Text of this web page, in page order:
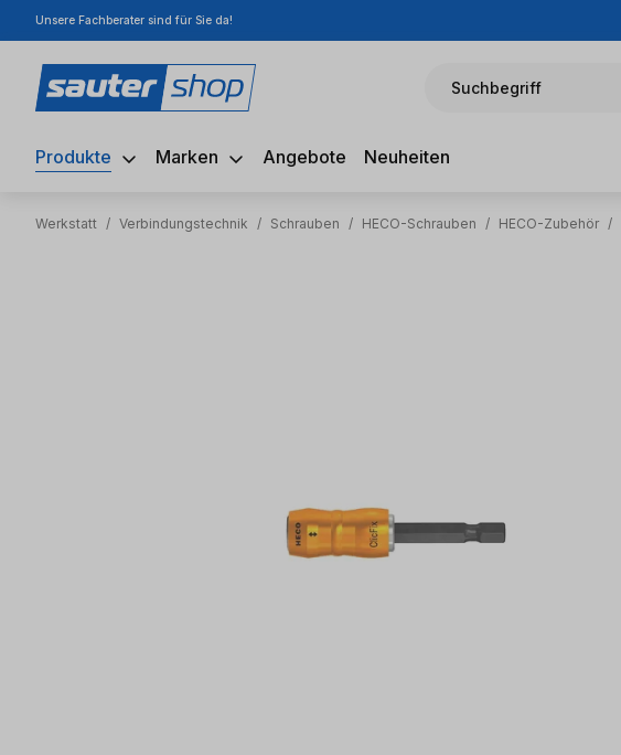
Hauptinhalt springen
Zur Suche springen
Zur Hauptnavigation springen
Unsere Fachberater sind für Sie da!
Suchbegriff
Produkte Marken Angebote Neuheiten
Werkstatt / Verbindungstechnik / Schrauben / HECO-Schrauben / HECO-Zubehör /